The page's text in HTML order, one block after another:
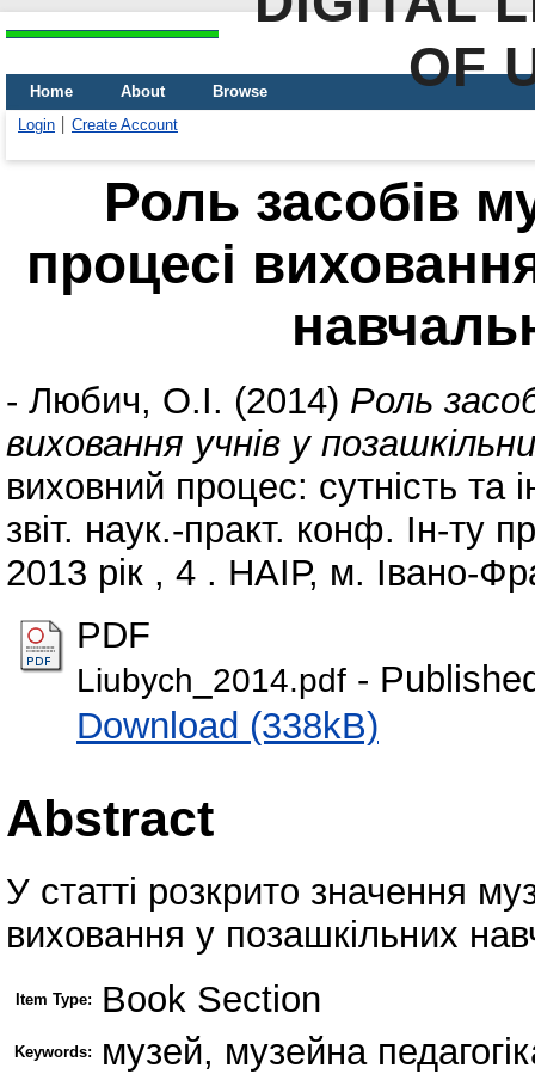
OF
Home About
Browse
Login
Create Account
Роль засобів
процесі
- Любич, О.І. (2014) Роль
виховання учнів у
виховний процес: сутність та
звіт. наук.-практ. конф. Ін-
2013 рік , 4 . НАІР, м. Івано-
PDF
Liubych_2014.pdf -
Download (338kB)
Abstract
У статті розкрито значення
виховання у позашкільних
Item Type: Book Section
Keywords: музей, музейна